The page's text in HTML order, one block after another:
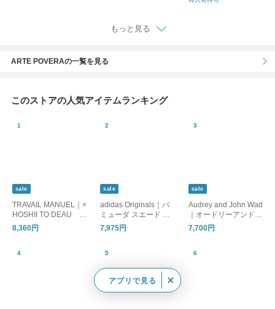
y Bag Del Dia lista-2l-
もっと見る
ARTE POVERAの一覧を見る
このストアの人気アイテムランキング
sale
TRAVAIL MANUEL｜×
HOSHII TO DEAU ar
anciato別注 強撚 クー
ル天竺 アンダー ジョ
-same1-fn
8,360円
sale
adidas Originals｜バ
ミューダ スエード ス
ニーカー BRMD W br
md-w
7,975円
sale
Audrey and John Wad
｜オードリーアンドジ
ョンワッド コットン
ダブルシルケット天竺
オーバー l6955
7,700円
アプリで見る